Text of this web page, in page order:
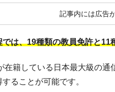
記事内には広告
は、19種類の教員免許と11
在籍している日本最大級の
ることが可能です。